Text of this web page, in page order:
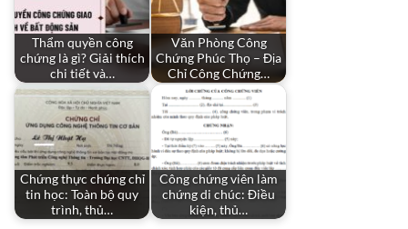
Thẩm quyền công
chứng là gì? Giải thích
chi tiết và…
Văn Phòng Công
Chứng Phúc Thọ – Địa
Chỉ Công Chứng…
Chứng thực chứng chỉ
tin học: Toàn bộ quy
trình, thủ…
Công chứng viên làm
chứng di chúc: Điều
kiện, thủ…